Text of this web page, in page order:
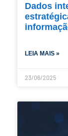
Dados
LEIA MAIS »
23/06/2025